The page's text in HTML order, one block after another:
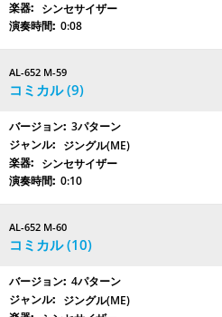
シンセサイザー
0:08
AL-652 M-59
コミカル (9)
3パターン
ジングル(ME)
シンセサイザー
0:10
AL-652 M-60
コミカル (10)
4パターン
ジングル(ME)